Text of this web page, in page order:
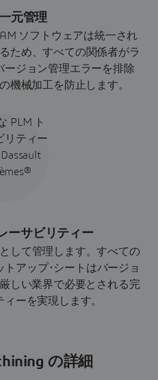
元管理
ソフトウェアは統一され
ため、すべての関係者がラ
ージョン管理エラーを排除
機械加工を防止します。
ーサビリティー
して管理します。すべての
トアップ･シートはバージョ
しい業界で必要とされる完
ーを実現します。
の詳細